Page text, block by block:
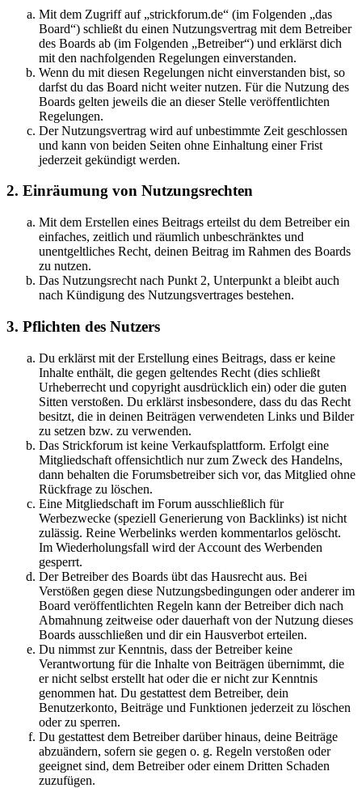
Mit dem Zugriff auf „strickforum.de“ (im Folgenden „das
Board“) schließt du einen Nutzungsvertrag mit dem Betreiber
des Boards ab (im Folgenden „Betreiber“) und erklärst dich
mit den nachfolgenden Regelungen einverstanden.
Wenn du mit diesen Regelungen nicht einverstanden bist, so
darfst du das Board nicht weiter nutzen. Für die Nutzung des
Boards gelten jeweils die an dieser Stelle veröffentlichten
Regelungen.
Der Nutzungsvertrag wird auf unbestimmte Zeit geschlossen
und kann von beiden Seiten ohne Einhaltung einer Frist
jederzeit gekündigt werden.
2. Einräumung von Nutzungsrechten
Mit dem Erstellen eines Beitrags erteilst du dem Betreiber ein
einfaches, zeitlich und räumlich unbeschränktes und
unentgeltliches Recht, deinen Beitrag im Rahmen des Boards
zu nutzen.
Das Nutzungsrecht nach Punkt 2, Unterpunkt a bleibt auch
nach Kündigung des Nutzungsvertrages bestehen.
3. Pflichten des Nutzers
Du erklärst mit der Erstellung eines Beitrags, dass er keine
Inhalte enthält, die gegen geltendes Recht (dies schließt
Urheberrecht und copyright ausdrücklich ein) oder die guten
Sitten verstoßen. Du erklärst insbesondere, dass du das Recht
besitzt, die in deinen Beiträgen verwendeten Links und Bilder
zu setzen bzw. zu verwenden.
Das Strickforum ist keine Verkaufsplattform. Erfolgt eine
Mitgliedschaft offensichtlich nur zum Zweck des Handelns,
dann behalten die Forumsbetreiber sich vor, das Mitglied ohne
Rückfrage zu löschen.
Eine Mitgliedschaft im Forum ausschließlich für
Werbezwecke (speziell Generierung von Backlinks) ist nicht
zulässig. Reine Werbelinks werden kommentarlos gelöscht.
Im Wiederholungsfall wird der Account des Werbenden
gesperrt.
Der Betreiber des Boards übt das Hausrecht aus. Bei
Verstößen gegen diese Nutzungsbedingungen oder anderer im
Board veröffentlichten Regeln kann der Betreiber dich nach
Abmahnung zeitweise oder dauerhaft von der Nutzung dieses
Boards ausschließen und dir ein Hausverbot erteilen.
Du nimmst zur Kenntnis, dass der Betreiber keine
Verantwortung für die Inhalte von Beiträgen übernimmt, die
er nicht selbst erstellt hat oder die er nicht zur Kenntnis
genommen hat. Du gestattest dem Betreiber, dein
Benutzerkonto, Beiträge und Funktionen jederzeit zu löschen
oder zu sperren.
Du gestattest dem Betreiber darüber hinaus, deine Beiträge
abzuändern, sofern sie gegen o. g. Regeln verstoßen oder
geeignet sind, dem Betreiber oder einem Dritten Schaden
zuzufügen.